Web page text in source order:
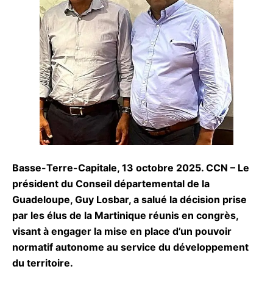
président du Conseil départemental de la
Guadeloupe, Guy Losbar, a salué la décision prise
par les élus de la Martinique réunis en congrès,
visant à engager la mise en place d’un pouvoir
normatif autonome au service du développement
du territoire.